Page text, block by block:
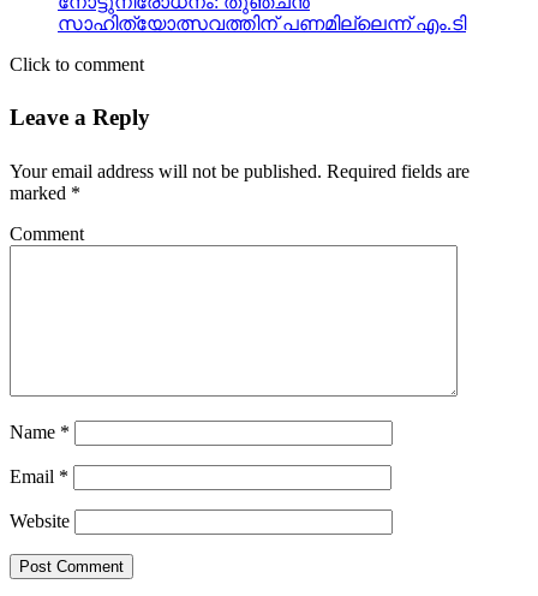
Click to comment
Leave a Reply
Your email address will not be published.
Comment
Email *
Website
Film